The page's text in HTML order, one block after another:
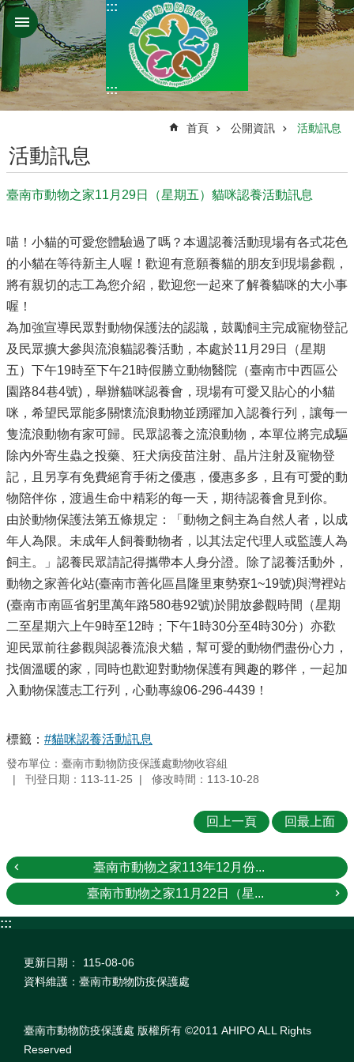
跳到主要內容區塊
:::
:::
首頁 公開資訊 活動訊息
活動訊息
臺南市動物之家11月29日（星期五）貓咪認養活動訊息
喵！小貓的可愛您體驗過了嗎？本週認養活動現場有各式花色
的小貓在等待新主人喔！歡迎有意願養貓的朋友到現場參觀，
將有親切的志工為您介紹，歡迎您一起來了解養貓咪的大小事
喔！
為加強宣導民眾對動物保護法的認識，鼓勵飼主完成寵物登記
及民眾擴大參與流浪貓認養活動，本處於11月29日（星期
五）下午19時至下午21時假勝立動物醫院（臺南市中西區公
園路84巷4號)，舉辦貓咪認養會，現場有可愛又貼心的小貓
咪，希望民眾能多關懷流浪動物並踴躍加入認養行列，讓每一
隻流浪動物有家可歸。民眾認養之流浪動物，本單位將完成驅
除內外寄生蟲之投藥、狂犬病疫苗注射、晶片注射及寵物登
記，且另享有免費絕育手術之優惠，優惠多多，且有可愛的動
物陪伴你，渡過生命中精彩的每一天，期待認養會見到你。
由於動物保護法第五條規定：「動物之飼主為自然人者，以成
年人為限。未成年人飼養動物者，以其法定代理人或監護人為
飼主。」認養民眾請記得攜帶本人身分證。除了認養活動外，
動物之家善化站(臺南市善化區昌隆里東勢寮1~19號)與灣裡站
(臺南市南區省躬里萬年路580巷92號)於開放參觀時間（星期
二至星期六上午9時至12時；下午1時30分至4時30分）亦歡
迎民眾前往參觀與認養流浪犬貓，幫可愛的動物們盡份心力，
找個溫暖的家，同時也歡迎對動物保護有興趣的夥伴，一起加
入動物保護志工行列，心動專線06-296-4439！
標籤： #貓咪認養活動訊息
發布單位：臺南市動物防疫保護處動物收容組
刊登日期：113-11-25
修改時間：113-10-28
回上一頁 回最上面
臺南市動物之家113年12月份...
臺南市動物之家11月22日（星...
:::
更新日期：
115-08-06
資料維護：臺南市動物防疫保護處
臺南市動物防疫保護處 版權所有 ©2011 AHIPO ALL Rights
Reserved